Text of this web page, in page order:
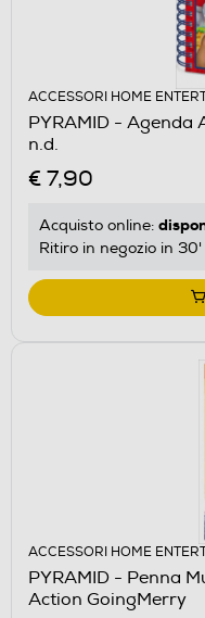
ACCESSORI HOME
PYRAMID - Agenda
n.d.
€ 7,90
Acquisto online:
Ritiro in negozio in
ACCESSORI HOME
PYRAMID - Penna
Action GoingMerry